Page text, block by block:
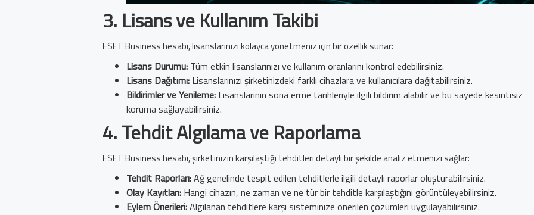
3. Lisans ve Kullanım Takibi
ESET Business hesabı, lisanslarınızı kolayca yönetmeniz için bir özellik sunar:
Lisans Durumu: Tüm etkin lisanslarınızı ve kullanım oranlarını kontrol edebilirsiniz.
Lisans Dağıtımı: Lisanslarınızı şirketinizdeki farklı cihazlara ve kullanıcılara dağıtabilirsiniz.
Bildirimler ve Yenileme: Lisanslarının sona erme tarihleriyle ilgili bildirim alabilir ve bu sayede kesintisiz
koruma sağlayabilirsiniz.
4.Tehdit Algılama ve Raporlama
ESET Business hesabı, şirketinizin karşılaştığı tehditleri detaylı bir şekilde analiz etmenizi sağlar:
Tehdit Raporları:Ağ genelinde tespit edilen tehditlerle ilgili detaylı raporlar oluşturabilirsiniz.
Olay Kayıtları: Hangi cihazın, ne zaman ve ne tür bir tehditle karşılaştığını görüntüleyebilirsiniz.
Eylem Önerileri:Algılanan tehditlere karşı sisteminize önerilen çözümleri uygulayabilirsiniz.